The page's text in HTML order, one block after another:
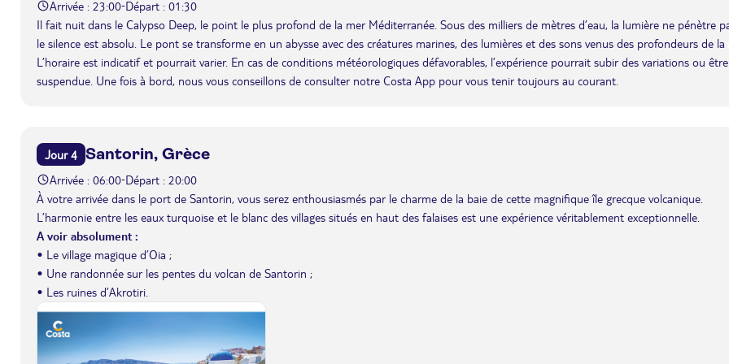
Arrivée : 23:00-Départ : 01:30
Il fait nuit dans le Calypso Deep, le point le plus profond de la mer Méditerranée. Sous des milliers de mètres d’eau, la lumière ne pénètre
le silence est absolu. Le pont se transforme en un abysse avec des créatures marines, des lumières et des sons venus des profondeurs de la
L’horaire est indicatif et pourrait varier. En cas de conditions météorologiques défavorables, l’expérience pourrait subir des variations ou être
suspendue. Une fois à bord, nous vous conseillons de consulter notre Costa App pour vous tenir toujours au courant.
Jour 4 Santorin, Grèce
Arrivée : 06:00-Départ : 20:00
À votre arrivée dans le port de Santorin, vous serez enthousiasmés par le charme de la baie de cette magnifique île grecque volcanique.
L’harmonie entre les eaux turquoise et le blanc des villages situés en haut des falaises est une expérience véritablement exceptionnelle.
A voir absolument :
• Le village magique d’Oia ;
• Une randonnée sur les pentes du volcan de Santorin ;
• Les ruines d’Akrotiri.